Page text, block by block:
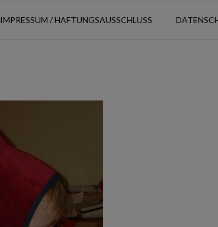
IMPRESSUM / HAFTUNGSAUSSCHLUSS